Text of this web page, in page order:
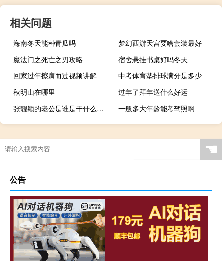
相关问题
海南冬天能种青瓜吗
梦幻西游天宫要啥套装最好
魔法门之死亡之刃攻略
宿舍悬挂书桌好吗冬天
回家过年擦肩而过视频讲解
中考体育垫排球满分是多少
秋明山在哪里
过年了拜年送什么好运
张靓颖的老公是谁是干什么的（张靓颖老公是谁）
一般多大年龄能考驾照啊
☚
公告